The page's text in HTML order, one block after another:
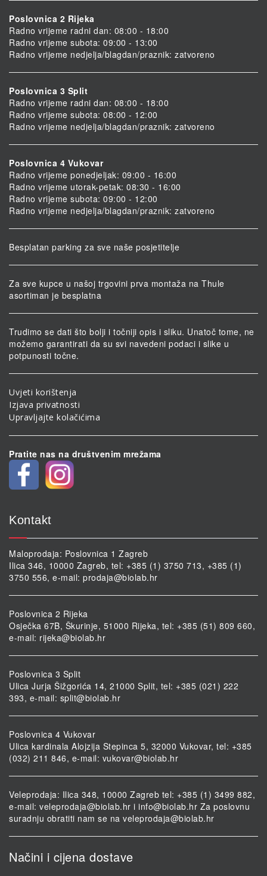
Poslovnica 2 Rijeka
Radno vrijeme radni dan: 08:00 - 18:00
Radno vrijeme subota: 09:00 - 13:00
Radno vrijeme nedjelja/blagdan/praznik: zatvoreno
Poslovnica 3 Split
Radno vrijeme radni dan: 08:00 - 18:00
Radno vrijeme subota: 08:00 - 12:00
Radno vrijeme nedjelja/blagdan/praznik: zatvoreno
Poslovnica 4 Vukovar
Radno vrijeme ponedjeljak: 09:00 - 16:00
Radno vrijeme utorak-petak: 08:30 - 16:00
Radno vrijeme subota: 09:00 - 12:00
Radno vrijeme nedjelja/blagdan/praznik: zatvoreno
Besplatan parking za sve naše posjetitelje
Za sve kupce u našoj trgovini prva montaža na Thule
asortiman je besplatna
Trudimo se dati što bolji i točniji opis i sliku. Unatoč tome, ne
možemo garantirati da su svi navedeni podaci i slike u
potpunosti točne.
Uvjeti korištenja
Izjava privatnosti
Upravljajte kolačićima
Pratite nas na društvenim mrežama
Kontakt
Maloprodaja: Poslovnica 1 Zagreb
Ilica 346, 10000 Zagreb, tel: +385 (1) 3750 713, +385 (1)
3750 556, e-mail: prodaja@biolab.hr
Poslovnica 2 Rijeka
Osječka 67B, Škurinje, 51000 Rijeka, tel: +385 (51) 809 660,
e-mail: rijeka@biolab.hr
Poslovnica 3 Split
Ulica Jurja Šižgorića 14, 21000 Split, tel: +385 (021) 222
393, e-mail: split@biolab.hr
Poslovnica 4 Vukovar
Ulica kardinala Alojzija Stepinca 5, 32000 Vukovar, tel: +385
(032) 211 846, e-mail: vukovar@biolab.hr
Veleprodaja: Ilica 348, 10000 Zagreb tel: +385 (1) 3499 882,
e-mail: veleprodaja@biolab.hr i info@biolab.hr Za poslovnu
suradnju obratiti nam se na veleprodaja@biolab.hr
Načini i cijena dostave